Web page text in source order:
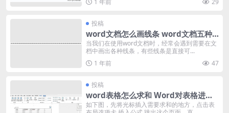
1 年前
29
投稿
word文档怎么画线条 word文档五种
画线条方法分享
当我们在使用word文档时，经常会遇到需要在文
档中画出各种线条，有些线条是直接可...
1 年前
47
投稿
word表格怎么求和 Word对表格进行
求和计算步骤
如下图，先将光标插入需要求和的地方，点击表